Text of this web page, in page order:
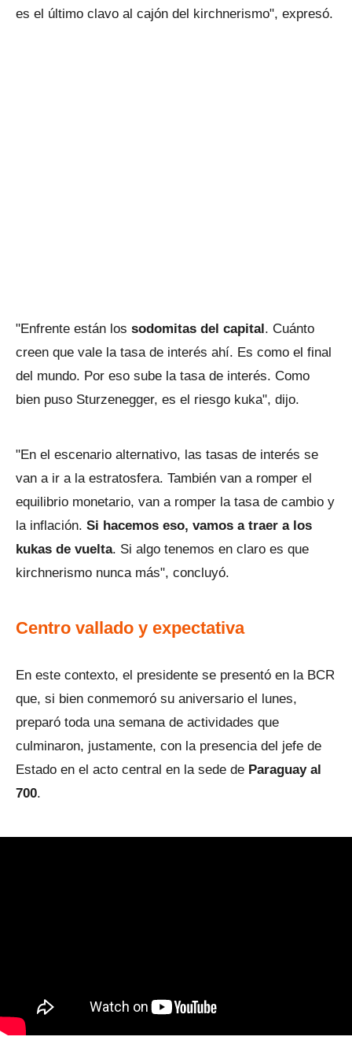
es el último clavo al cajón del kirchnerismo", expresó.
"Enfrente están los sodomitas del capital . Cuánto
creen que vale la tasa de interés ahí. Es como el final
del mundo. Por eso sube la tasa de interés. Como
bien puso Sturzenegger, es el riesgo kuka", dijo.
"En el escenario alternativo, las tasas de interés se
van a ir a la estratosfera. También van a romper el
equilibrio monetario, van a romper la tasa de cambio y
la inflación. Si hacemos eso, vamos a traer a los
kukas de vuelta. Si algo tenemos en claro es que
kirchnerismo nunca más", concluyó.
Centro vallado y expectativa
En este contexto, el presidente se presentó en la BCR
que, si bien conmemoró su aniversario el lunes,
preparó toda una semana de actividades que
culminaron, justamente, con la presencia del jefe de
Estado en el acto central en la sede de Paraguay al
700.